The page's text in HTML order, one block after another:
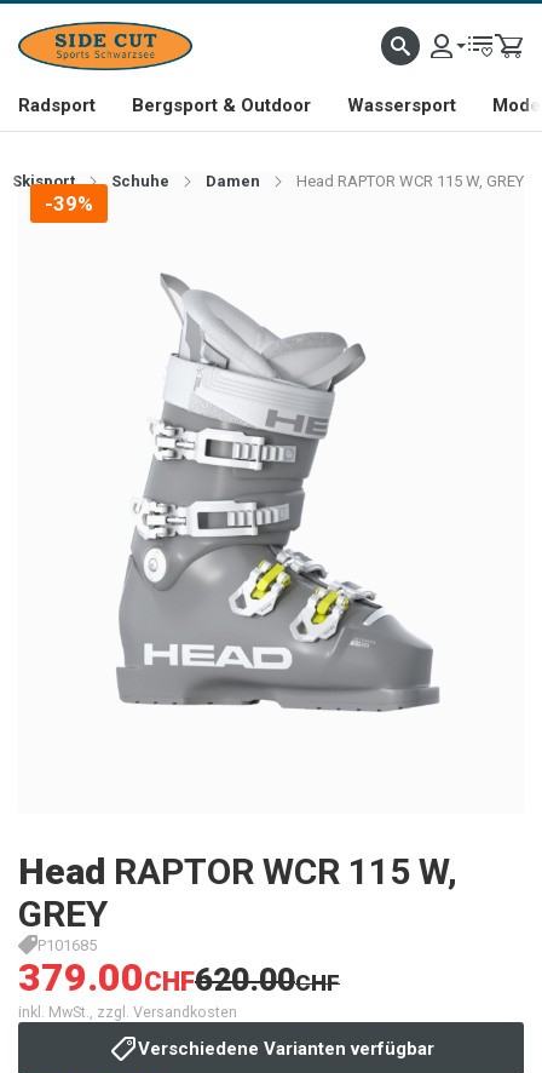
Radsport Bergsport & Outdoor Wassersport
Skisport Schuhe Damen Head RAPTOR WCR 115 W, GREY
-39%
Head RAPTOR WCR 115 W,
GREY
P101685
379.00CHF620.00CHF
inkl. MwSt., zzgl. Versandkosten
Verschiedene Varianten verfügbar